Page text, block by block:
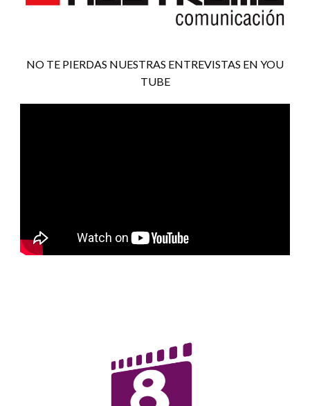
NO TE PIERDAS NUESTRAS ENTREVISTAS EN YOU
TUBE